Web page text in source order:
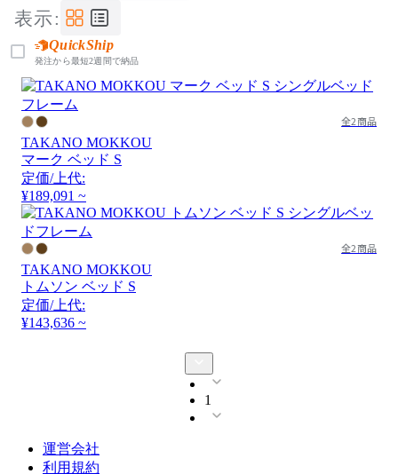
表示:
QuickShip
発注から最短2週間で納品
全2商品
TAKANO MOKKOU
マーク ベッド S
定価/上代:
¥189,091 ~
全2商品
TAKANO MOKKOU
トムソン ベッド S
定価/上代:
¥143,636 ~
1
運営会社
利用規約